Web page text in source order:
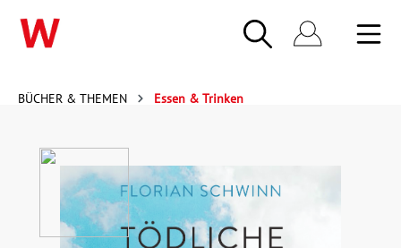
BÜCHER & THEMEN Essen & Trinken